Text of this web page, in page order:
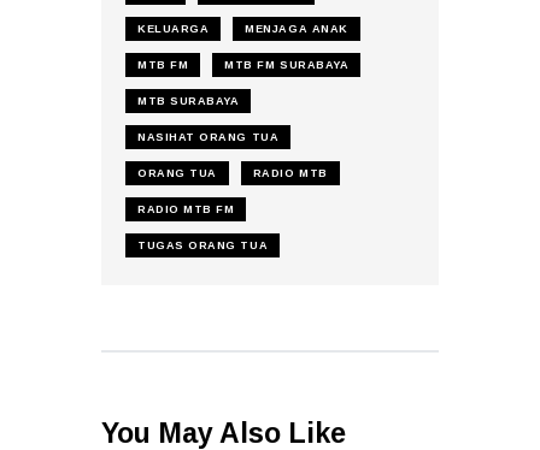
KELUARGA MENJAGA ANAK
MTB FM MTB FM SURABAYA
MTB SURABAYA
NASIHAT ORANG TUA
ORANG TUA RADIO MTB
RADIO MTB FM
TUGAS ORANG TUA
You May Also Like